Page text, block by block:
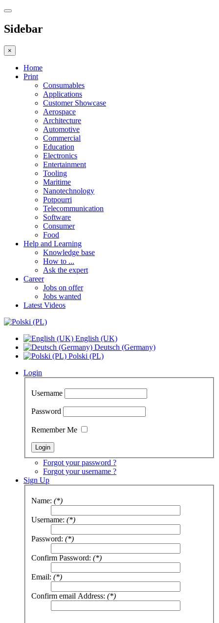
Sidebar
×
Home
Print
Consumables
Applications
Customer Showcase
Aerospace
Architecture
Automotive
Commercial
Education
Electronics
Entertainment
Tooling
Maritime
Nanotechnology
Potpourri
Telecommunication
Software
Consumer
Food
Help and Learning
Knowledge base
How to ...
Ask the expert
Career
Jobs on offer
Jobs wanted
Latest Videos
English (UK)
Deutsch (Germany)
Polski (PL)
Login
Username
Password
Remember Me
Forgot your password ?
Forgot your username ?
Sign Up
Name: (*)
Username: (*)
Password: (*)
Confirm Password: (*)
Email: (*)
Confirm email Address: (*)